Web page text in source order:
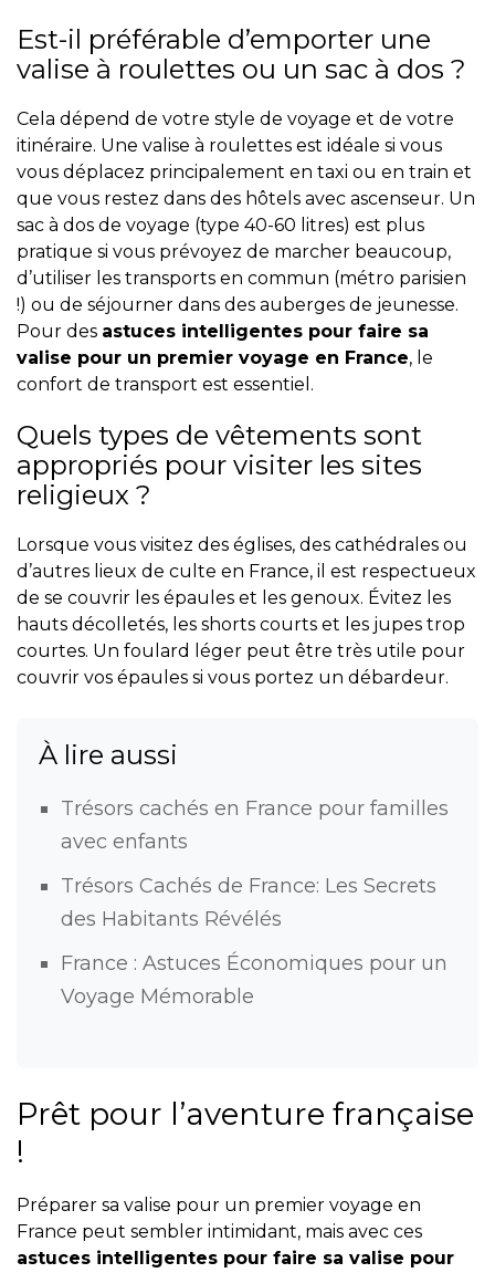
Est-il préférable d’emporter une
valise à roulettes ou un sac à dos ?
Cela dépend de votre style de voyage et de votre
itinéraire. Une valise à roulettes est idéale si vous
vous déplacez principalement en taxi ou en train et
que vous restez dans des hôtels avec ascenseur. Un
sac à dos de voyage (type 40-60 litres) est plus
pratique si vous prévoyez de marcher beaucoup,
d’utiliser les transports en commun (métro parisien
!) ou de séjourner dans des auberges de jeunesse.
Pour des astuces intelligentes pour faire sa
valise pour un premier voyage en France, le
confort de transport est essentiel.
Quels types de vêtements sont
appropriés pour visiter les sites
religieux ?
Lorsque vous visitez des églises, des cathédrales ou
d’autres lieux de culte en France, il est respectueux
de se couvrir les épaules et les genoux. Évitez les
hauts décolletés, les shorts courts et les jupes trop
courtes. Un foulard léger peut être très utile pour
couvrir vos épaules si vous portez un débardeur.
À lire aussi
Trésors cachés en France pour familles
avec enfants
Trésors Cachés de France: Les Secrets
des Habitants Révélés
France : Astuces Économiques pour un
Voyage Mémorable
Prêt pour l’aventure française
!
Préparer sa valise pour un premier voyage en
France peut sembler intimidant, mais avec ces
astuces intelligentes pour faire sa valise pour